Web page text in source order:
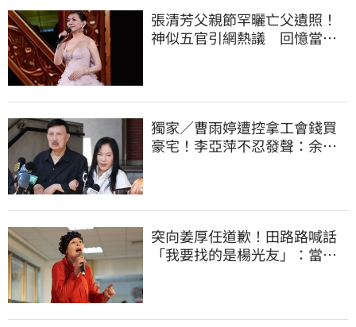
張清芳父親節罕曬亡父遺照！
神似五官引網熱議 回憶當年
獨家／曹雨婷遭控拿工會錢買
豪宅！李亞萍不忍發聲：余天
突向姜厚任道歉！田路路喊話
「我要找的是楊光友」：當時